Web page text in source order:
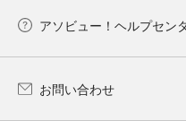
アソビュー！ヘルプセン
お問い合わせ